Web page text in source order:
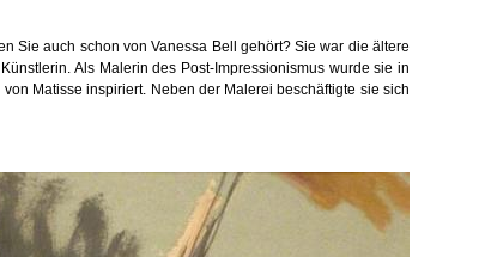
Sie auch schon von Vanessa Bell gehört? Sie war die ältere
Als Malerin des Post-Impressionismus wurde sie in
Matisse inspiriert. Neben der Malerei beschäftigte sie sich